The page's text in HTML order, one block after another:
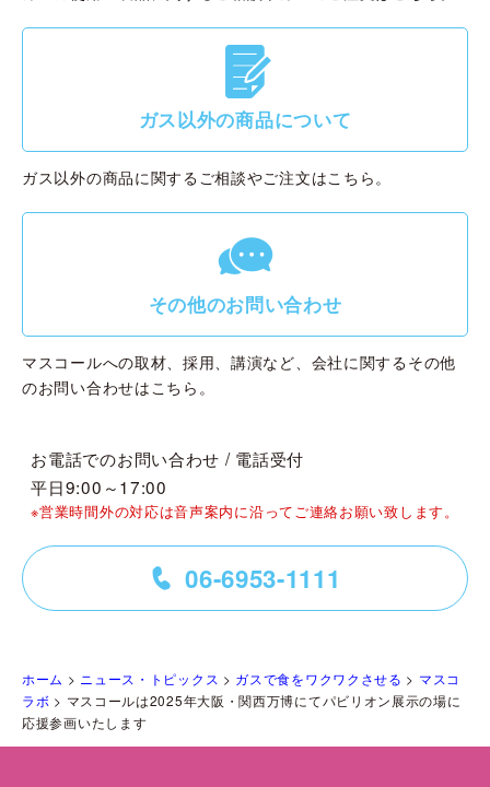
G
ガス以外の商品について
ガス以外の商品に関するご相談やご注文はこちら。
g
その他のお問い合わせ
マスコールへの取材、採用、講演など、会社に関するその他
のお問い合わせはこちら。
お電話でのお問い合わせ / 電話受付
平日9:00～17:00
※営業時間外の対応は音声案内に沿ってご連絡お願い致します。
= 06-6953-1111
ホーム > ニュース・トピックス > ガスで食をワクワクさせる > マスコ
ラボ > マスコールは2025年大阪・関西万博にてパビリオン展示の場に
応援参画いたします